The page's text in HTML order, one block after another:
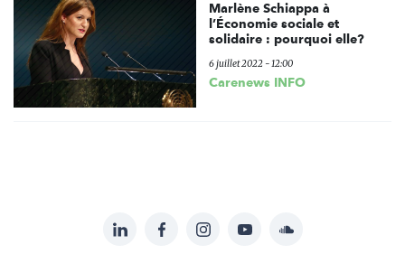
Marlène Schiappa à
l’Économie sociale et
solidaire : pourquoi elle?
6 juillet 2022 - 12:00
Carenews INFO
LinkedInFacebookInstagramYouTubeSoundcloud